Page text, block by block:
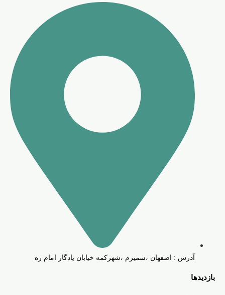
بازدیدها
آدرس : اصفهان ،سمیرم ،شهرکمه خیابان یادگار امام ره